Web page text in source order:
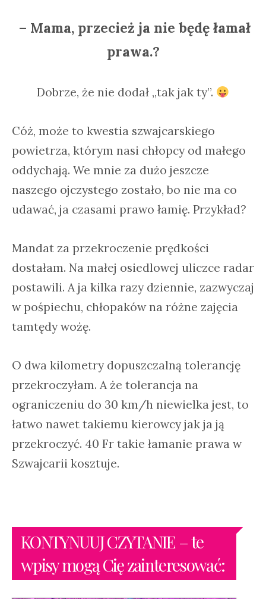
– Mama, przecież ja nie będę łamał
prawa.?
Dobrze, że nie dodał „tak jak ty”.
Cóż, może to kwestia szwajcarskiego
powietrza, którym nasi chłopcy od małego
oddychają. We mnie za dużo jeszcze
naszego ojczystego zostało, bo nie ma co
udawać, ja czasami prawo łamię. Przykład?
Mandat za przekroczenie prędkości
dostałam. Na małej osiedlowej uliczce radar
postawili. A ja kilka razy dziennie, zazwyczaj
w pośpiechu, chłopaków na różne zajęcia
tamtędy wożę.
O dwa kilometry dopuszczalną tolerancję
przekroczyłam. A że tolerancja na
ograniczeniu do 30 km/h niewielka jest, to
łatwo nawet takiemu kierowcy jak ja ją
przekroczyć. 40 Fr takie łamanie prawa w
Szwajcarii kosztuje.
KONTYNUUJ CZYTANIE – te
wpisy mogą Cię zainteresować: